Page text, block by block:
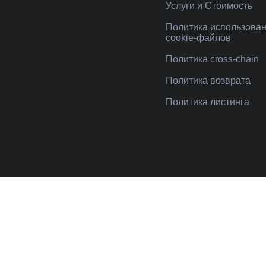
Услуги и Стоимость
Политика
cookie-файлов
Политика cross-chain
Политика возврата
Политика листинга